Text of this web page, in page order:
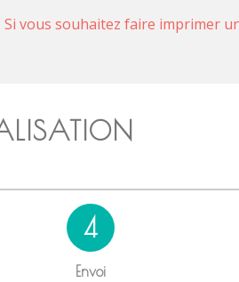
vous souhaitez faire imprimer
4
Envoi